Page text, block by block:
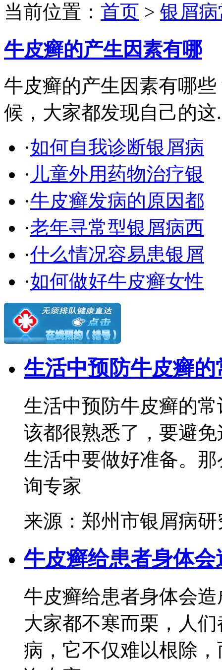
当前位置： 首页 > 银屑
牛皮癣的产生因素有哪
牛皮癣的产生因素有哪
候，大家都发现自己的这
·如何自我诊断银屑病
· 儿童外用药物治疗银
·牛皮癣发病的原因都
·老年寻常型银屑病西
·什么情况容易患银屑
·如何做好牛皮癣女性
生活中预防牛皮癣的
生活中预防牛皮癣的
该都很熟悉了，要避
生活中要做好准备。
询专家
来源：郑州市银屑病
牛皮癣给患者身体
牛皮癣给患者身体会
大家都不寒而栗，人
病，它不仅难以根除